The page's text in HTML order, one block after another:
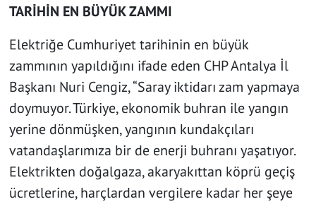
TARİHİN EN BÜYÜK ZAMMI
Elektriğe Cumhuriyet tarihinin en büyük
zammının yapıldığını ifade eden CHP Antalya İl
Başkanı Nuri Cengiz, “Saray iktidarı zam yapmaya
doymuyor. Türkiye, ekonomik buhran ile yangın
yerine dönmüşken, yangının kundakçıları
vatandaşlarımıza bir de enerji buhranı yaşatıyor.
Elektrikten doğalgaza, akaryakıttan köprü geçiş
ücretlerine, harçlardan vergilere kadar her şeye